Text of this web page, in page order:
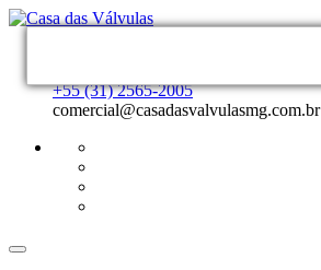
+55 (31) 2565-2005
comercial@casadasvalvulasmg.com.br